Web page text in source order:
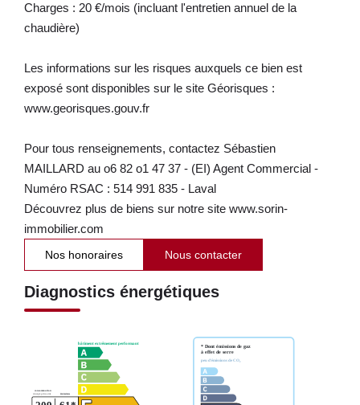
Charges : 20 €/mois (incluant l'entretien annuel de la
chaudière)
Les informations sur les risques auxquels ce bien est
exposé sont disponibles sur le site Géorisques :
www.georisques.gouv.fr
Pour tous renseignements, contactez Sébastien
MAILLARD au o6 82 o1 47 37 - (EI) Agent Commercial -
Numéro RSAC : 514 991 835 - Laval
Découvrez plus de biens sur notre site www.sorin-
immobilier.com
Nos honoraires Nous contacter
Diagnostics énergétiques